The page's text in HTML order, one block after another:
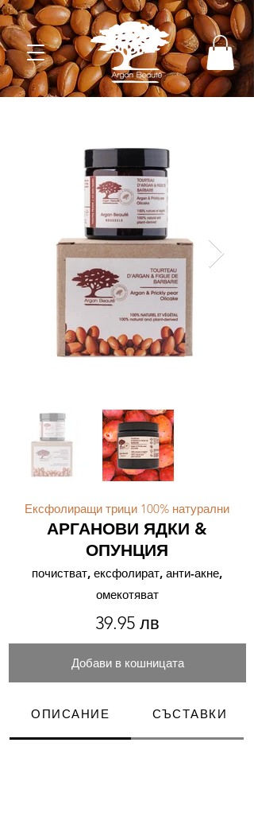
Ексфолиращи трици 100% натурални
АРГАНОВИ ЯДКИ &
ОПУНЦИЯ
почистват, ексфолират, анти-акне,
омекотяват
39.95 лв
Добави в кошницата
ОПИСАНИЕ СЪСТАВКИ